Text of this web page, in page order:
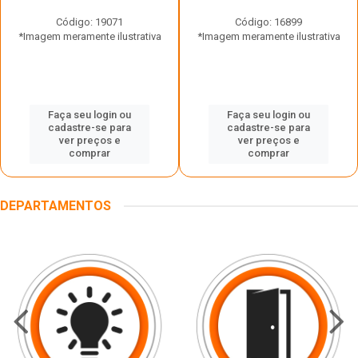
Código: 19071
*Imagem meramente ilustrativa
Faça seu login ou
cadastre-se para
ver preços e
comprar
Código: 16899
*Imagem meramente ilustrativa
Faça seu login ou
cadastre-se para
ver preços e
comprar
DEPARTAMENTOS